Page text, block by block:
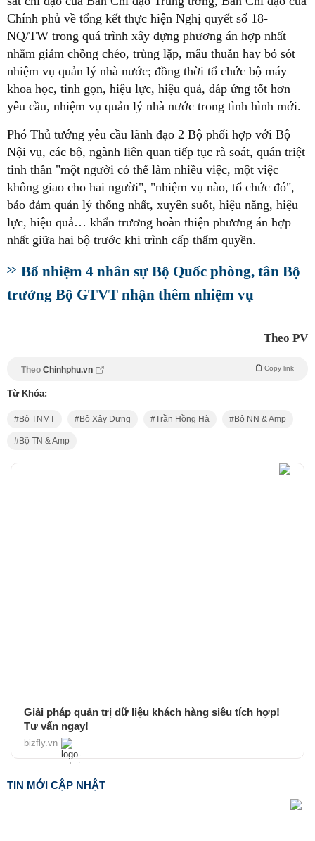
Chính phủ về tổng kết thực hiện Nghị quyết số 18-
NQ/TW trong quá trình xây dựng phương án hợp nhất
nhằm giảm chồng chéo, trùng lặp, mâu thuẫn hay bỏ sót
nhiệm vụ quản lý nhà nước; đồng thời tổ chức bộ máy
khoa học, tinh gọn, hiệu lực, hiệu quả, đáp ứng tốt hơn
yêu cầu, nhiệm vụ quản lý nhà nước trong tình hình mới.
Phó Thủ tướng yêu cầu lãnh đạo 2 Bộ phối hợp với Bộ
Nội vụ, các bộ, ngành liên quan tiếp tục rà soát, quán triệt
tinh thần "một người có thể làm nhiều việc, một việc
không giao cho hai người", "nhiệm vụ nào, tổ chức đó",
bảo đảm quản lý thống nhất, xuyên suốt, hiệu năng, hiệu
lực, hiệu quả… khẩn trương hoàn thiện phương án hợp
nhất giữa hai bộ trước khi trình cấp thẩm quyền.
Bổ nhiệm 4 nhân sự Bộ Quốc phòng, tân Bộ
trưởng Bộ GTVT nhận thêm nhiệm vụ
Theo PV
Theo Chinhphu.vn Copy link
Từ Khóa:
Bộ TNMT Bộ Xây Dựng Trần Hồng Hà Bộ NN & Amp
Bộ TN & Amp
Giải pháp quản trị dữ liệu khách hàng siêu tích hợp!
Tư vấn ngay!
bizfly.vn
TIN MỚI CẬP NHẬT